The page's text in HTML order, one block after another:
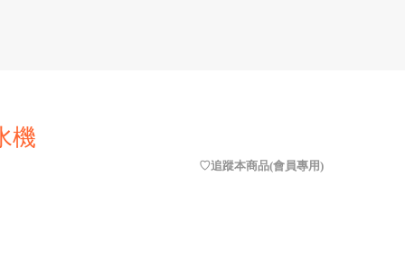
機